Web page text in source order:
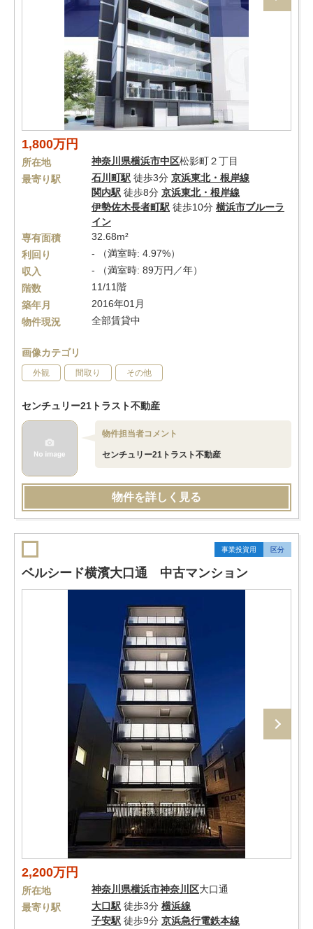
1,800万円
所在地 神奈川県横浜市中区松影町２丁目
最寄り駅
石川町駅 徒歩3分 京浜東北・根岸線
関内駅 徒歩8分 京浜東北・根岸線
伊勢佐木長者町駅 徒歩10分 横浜市ブルーラ
イン
専有面積
32.68m²
利回り
- （満室時: 4.97%）
収入
- （満室時: 89万円／年）
階数
11/11階
築年月
2016年01月
物件現況
全部賃貸中
画像カテゴリ
外観 間取り その他
センチュリー21トラスト不動産
物件担当者コメント
センチュリー21トラスト不動産
物件を詳しく見る
事業投資用 区分
ベルシード横濱大口通 中古マンション
2,200万円
所在地 神奈川県横浜市神奈川区大口通
最寄り駅
大口駅 徒歩3分 横浜線
子安駅 徒歩9分 京浜急行電鉄本線